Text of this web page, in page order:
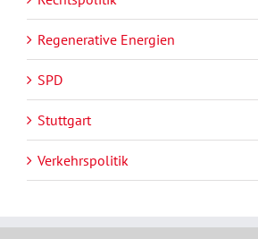
Regenerative Energien
SPD
Stuttgart
Verkehrspolitik